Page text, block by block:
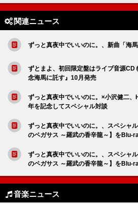
関連ニュース
ずっと真夜中でいいのに。、新曲「海
ずとまよ、初回限定盤はライブ音源CD
念海馬に託す』10月発売
ずっと真夜中でいいのに。×小沢健二
年を記念してスペシャル対談
ずっと真夜中でいいのに。、スペシャ
のペガサス ～羅武の香辛龍～】をBlu-
ずっと真夜中でいいのに。、スペシャ
のペガサス ～羅武の香辛龍～】をBlu-
音楽ニュース